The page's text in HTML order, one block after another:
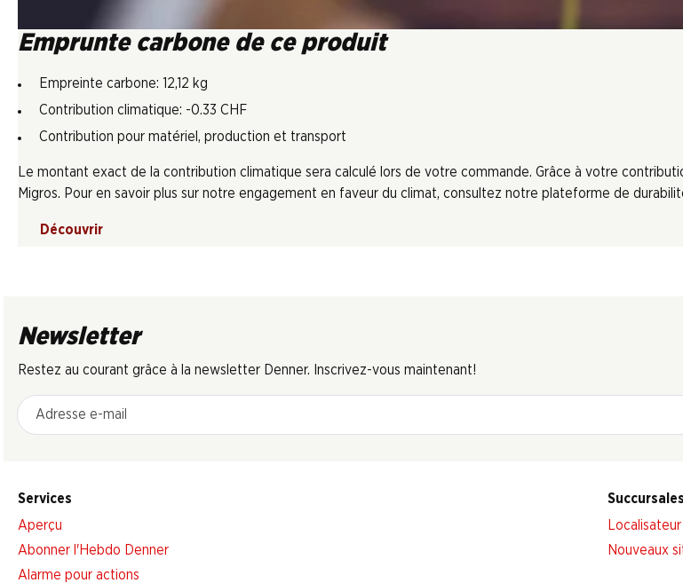
Emprunte carbone de ce produit
Empreinte carbone: 12,12 kg
Contribution climatique: -0.33 CHF
Contribution pour matériel, production et transport
Le montant exact de la contribution climatique sera calculé lors de votre commande. Grâce à votre
Migros. Pour en savoir plus sur notre engagement en faveur du climat, consultez notre plateforme de
Découvrir
Newsletter
Restez au courant grâce à la newsletter Denner. Inscrivez-vous maintenant!
Adresse e-mail
Services
Aperçu
Abonner l'Hebdo Denner
Alarme pour actions
Succursales
Nouveaux